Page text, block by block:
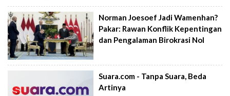
Norman Joesoef Jadi Wamenhan?
Pakar: Rawan Konflik Kepentingan
dan Pengalaman Birokrasi Nol
Suara.com - Tanpa Suara, Beda
Artinya